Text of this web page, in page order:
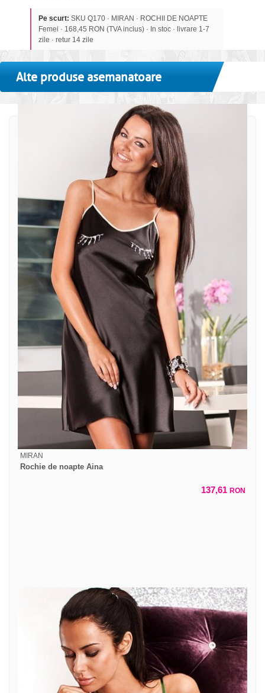
Pe scurt: SKU Q170 · MIRAN · ROCHII DE NOAPTE
Femei · 168,45 RON (TVA inclus) · In stoc · livrare 1-7
zile · retur 14 zile
Alte produse asemanatoare
MIRAN
Rochie de noapte Aina
137,61 RON